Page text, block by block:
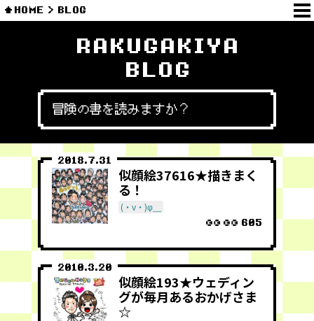
HOME BLOG
RAKUGAKIYA
BLOG
冒険の書を読みますか？
2018.7.31
似顔絵37616★描きまく
る！
(・v・)φ＿
605
2010.3.20
似顔絵193★ウェディン
グが毎月あるおかげさま
☆